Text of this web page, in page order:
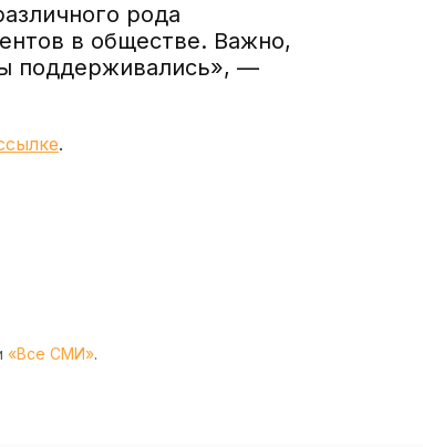
рода
в обществе. Важно,
поддерживались», —
.
«Все СМИ».